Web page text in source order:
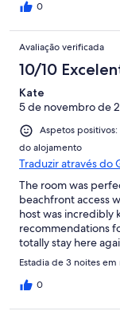
0
Avaliação verificada
10/10
Kate
5 de novembro de
Aspetos
do alojamento
Traduzir através do
The room was
beachfront access
host was incredibly
recommendations
totally stay here
Estadia de 3 noites
0